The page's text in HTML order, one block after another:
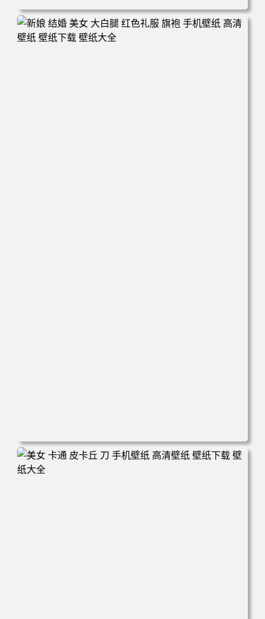
电脑壁纸 心态好 情绪好 身体好 运气就好 手机壁纸 高清壁
纸 壁纸下载 壁纸大全
电脑壁纸 新娘 结婚 美女 大白腿 红色礼服 旗袍 手机壁纸 高
清壁纸 壁纸下载 壁纸大全